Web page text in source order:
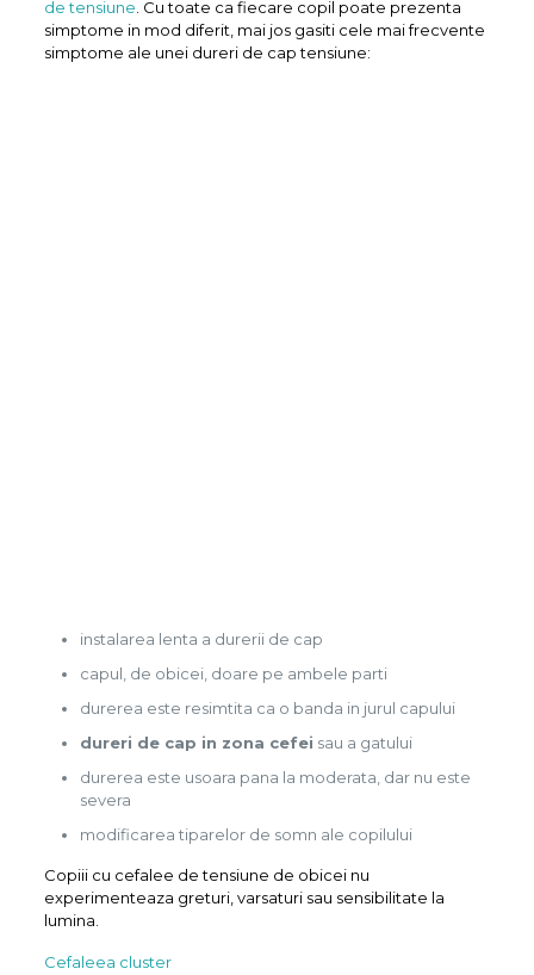
de tensiune . Cu toate ca fiecare copil poate prezenta
simptome in mod diferit, mai jos gasiti cele mai frecvente
simptome ale unei dureri de cap tensiune:
instalarea lenta a durerii de cap
capul, de obicei, doare pe ambele parti
durerea este resimtita ca o banda in jurul capului
dureri de cap in zona cefei sau a gatului
durerea este usoara pana la moderata, dar nu este
severa
modificarea tiparelor de somn ale copilului
Copiii cu cefalee de tensiune de obicei nu
experimenteaza greturi, varsaturi sau sensibilitate la
lumina.
Cefaleea cluster